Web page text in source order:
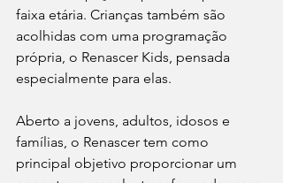
faixa etária. Crianças também são
acolhidas com uma programação
própria, o Renascer Kids, pensada
especialmente para elas.
Aberto a jovens, adultos, idosos e
famílias, o Renascer tem como
principal objetivo proporcionar um